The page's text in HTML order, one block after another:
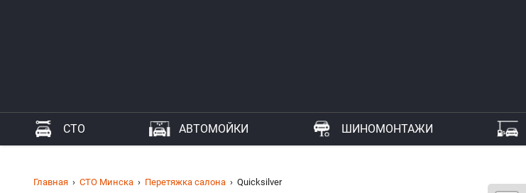
СТО АВТОМОЙКИ ШИНОМОНТАЖИ
Главная СТО Минска Перетяжка салона Quicksilver